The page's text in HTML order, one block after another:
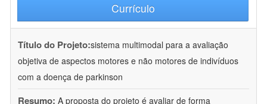
Currículo
Título do Projeto:sistema multimodal para a avaliação
objetiva de aspectos motores e não motores de indivíduos
com a doença de parkinson
Resumo: A proposta do projeto é avaliar de forma